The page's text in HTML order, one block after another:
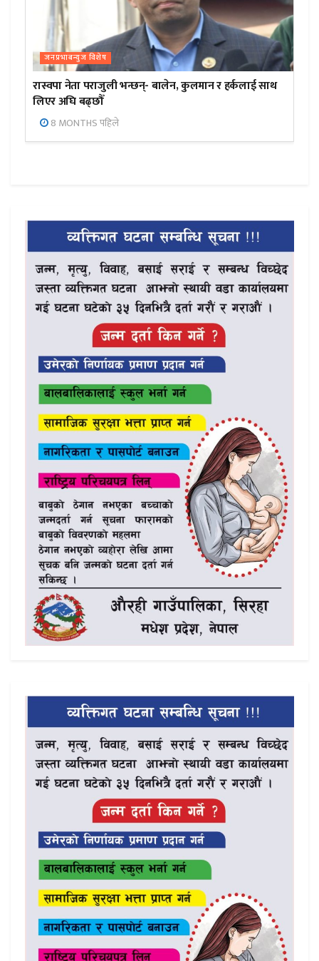
जनप्रभाबन्युज विशेष
रास्वपा नेता पराजुली भन्छन्- बालेन, कुलमान र हर्कलाई साथ
लिएर अघि बढ्छौँ
8 MONTHS पहिले